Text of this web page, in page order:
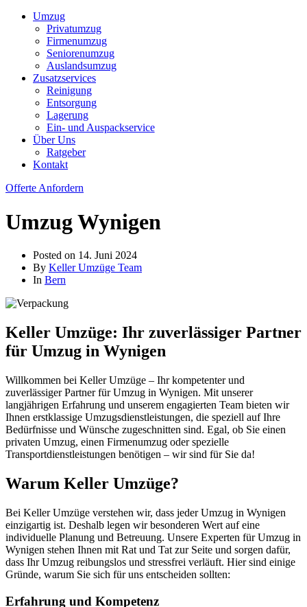
Umzug
Privatumzug
Firmenumzug
Seniorenumzug
Auslandsumzug
Zusatzservices
Reinigung
Entsorgung
Lagerung
Ein- und Auspackservice
Über Uns
Ratgeber
Kontakt
Offerte Anfordern
Umzug Wynigen
Posted on 14. Juni 2024
By Keller Umzüge Team
In Bern
Keller Umzüge: Ihr zuverlässiger Partner
für Umzug in Wynigen
Willkommen bei Keller Umzüge – Ihr kompetenter und
zuverlässiger Partner für Umzug in Wynigen. Mit unserer
langjährigen Erfahrung und unserem engagierten Team bieten wir
Ihnen erstklassige Umzugsdienstleistungen, die speziell auf Ihre
Bedürfnisse und Wünsche zugeschnitten sind. Egal, ob Sie einen
privaten Umzug, einen Firmenumzug oder spezielle
Transportdienstleistungen benötigen – wir sind für Sie da!
Warum Keller Umzüge?
Bei Keller Umzüge verstehen wir, dass jeder Umzug in Wynigen
einzigartig ist. Deshalb legen wir besonderen Wert auf eine
individuelle Planung und Betreuung. Unsere Experten für Umzug in
Wynigen stehen Ihnen mit Rat und Tat zur Seite und sorgen dafür,
dass Ihr Umzug reibungslos und stressfrei verläuft. Hier sind einige
Gründe, warum Sie sich für uns entscheiden sollten:
Erfahrung und Kompetenz